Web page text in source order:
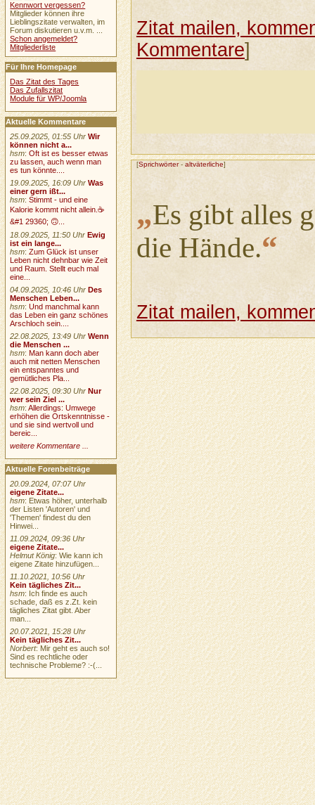
Zitat mailen,
Kommentare]
[Sprichwörter- altväterliche]
„Es gibt alles
die Hände.“
Zitat mailen,
Kennwort vergessen?
Mitglieder können ihre
Lieblingszitate verwalten, im
Forum diskutieren u.v.m. ...
Schon angemeldet?
Mitgliederliste
Für Ihre Homepage
Das Zitat des Tages
Das Zufallszitat
Module für WP/Joomla
Aktuelle Kommentare
25.09.2025, 01:55 Uhr Wir
können nicht a...
hsm:Oft ist es besser etwas
zu lassen, auch wenn man
es tun könnte....
19.09.2025, 16:09 Uhr Was
einer gern ißt...
hsm:Stimmt - und eine
Kalorie kommt nicht allein.☕
&#1 29360; 🙃...
18.09.2025, 11:50 Uhr Ewig
ist ein lange...
hsm:Zum Glück ist unser
Leben nicht dehnbar wie Zeit
und Raum. Stellt euch mal
eine...
04.09.2025, 10:46 Uhr Des
Menschen Leben...
hsm:Und manchmal kann
das Leben ein ganz schönes
Arschloch sein....
22.08.2025, 13:49 Uhr Wenn
die Menschen ...
hsm:Man kann doch aber
auch mit netten Menschen
ein entspanntes und
gemütliches Pla...
22.08.2025, 09:30 Uhr Nur
wer sein Ziel ...
hsm:Allerdings: Umwege
erhöhen die Ortskenntnisse -
und sie sind wertvoll und
bereic...
weitere Kommentare ...
Aktuelle Forenbeiträge
20.09.2024, 07:07 Uhr
eigene Zitate...
hsm: Etwas höher, unterhalb
der Listen 'Autoren' und
'Themen' findest du den
Hinwei...
11.09.2024, 09:36 Uhr
eigene Zitate...
Helmut König: Wie kann ich
eigene Zitate hinzufügen...
11.10.2021, 10:56 Uhr
Kein tägliches Zit...
hsm: Ich finde es auch
schade, daß es z.Zt. kein
tägliches Zitat gibt. Aber
man...
20.07.2021, 15:28 Uhr
Kein tägliches Zit...
Norbert: Mir geht es auch so!
Sind es rechtliche oder
technische Probleme? :-(...